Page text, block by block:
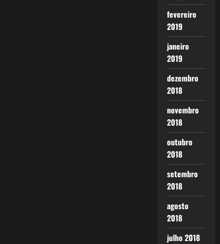
fevereiro
2019
janeiro
2019
dezembro
2018
novembro
2018
outubro
2018
setembro
2018
agosto
2018
julho 2018